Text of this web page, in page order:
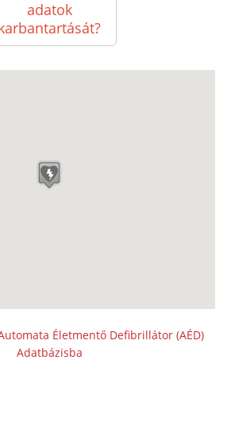
adatok
Életmentő Defibrillátor (AÉD)
Adatbázisba